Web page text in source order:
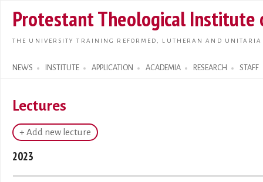
main
Protestant Theological Institute
THE UNIVERSITY TRAINING REFORMED, LUTHERAN AND
NEWS INSTITUTE APPLICATION ACADEMIA RESEARCH STAFF
Search form
Lectures
+ Add new lecture
2023